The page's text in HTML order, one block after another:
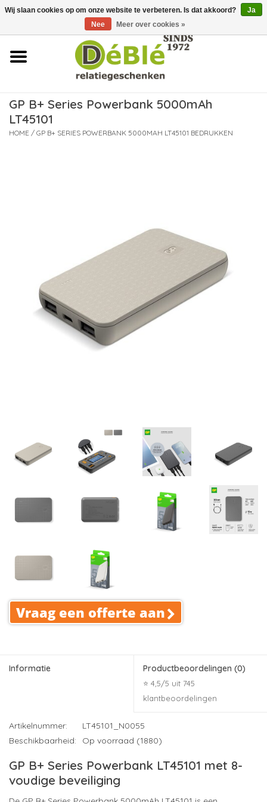
Over ons
Contact
Nieuws
GP B+ Series Powerbank 5000mAh
LT45101
HOME / GP B+ SERIES POWERBANK 5000MAH LT45101 BEDRUKKEN
Vraag een offerte aan
Informatie Productbeoordelingen (0)
⭐ 4,5/5 uit 745
klantbeoordelingen
Artikelnummer:
LT45101_N0055
Beschikbaarheid:
Op voorraad (1880)
GP B+ Series Powerbank LT45101 met 8-
voudige beveiliging
Wij slaan cookies op om onze website te verbeteren. Is dat akkoord?
Ja
Nee
Meer over cookies »